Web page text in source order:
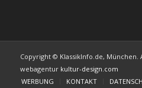
Copyright © KlassikInfo.de,
webagentur kultur-design.com
WERBUNG
KONTAKT